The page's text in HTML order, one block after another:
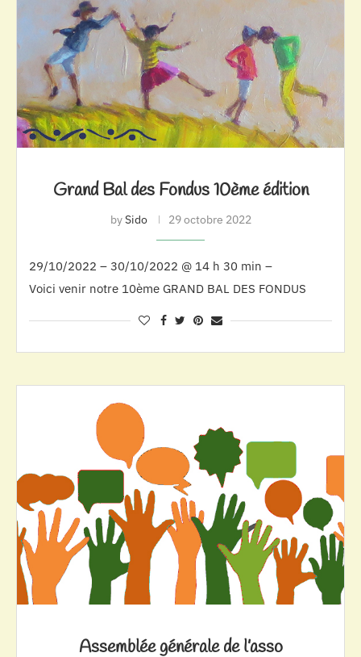
Grand Bal des Fondus 10ème édition
bySido 29 octobre 2022
29/10/2022 – 30/10/2022 @ 14 h 30 min –
Voici venir notre 10ème GRAND BAL DES FONDUS
Assemblée générale de l’asso